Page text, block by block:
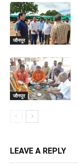
जौनपुर
जौनपुर
LEAVE A REPLY